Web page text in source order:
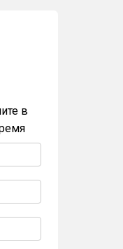
в